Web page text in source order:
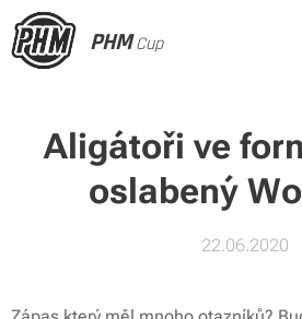
PHMCup
Aligátoři ve
oslabený
22.06.2020